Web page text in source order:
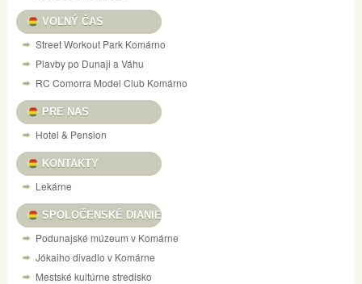
VOĽNÝ ČAS
Street Workout Park Komárno
Plavby po Dunaji a Váhu
RC Comorra Model Club Komárno
PRE NAS
Hotel & Pension
KONTAKTY
Lekárne
SPOLOČENSKÉ DIANIE
Podunajské múzeum v Komárne
Jókaiho divadlo v Komárne
Mestské kultúrne stredisko